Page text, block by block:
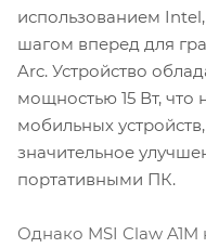
использованием
шагом вперед для
Arc. Устройство
мощностью 15 Вт, что
мобильных
значительное
портативными ПК.
Однако MSI Claw A1M